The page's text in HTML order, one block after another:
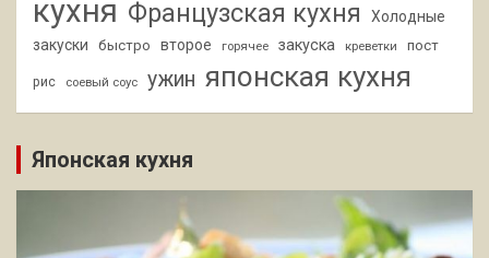
кухня Французская кухня
Холодные
закуски
быстро второе горячее закуска креветки пост
рис соевый соус ужин японская кухня
Японская кухня